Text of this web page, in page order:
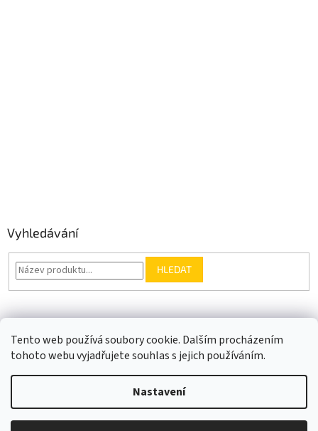
Tento web používá soubory cookie. Dalším procházením
tohoto webu vyjadřujete souhlas s jejich používáním.
Nastavení
Vyhledávání
HLEDAT
Vytvořil Shoptet